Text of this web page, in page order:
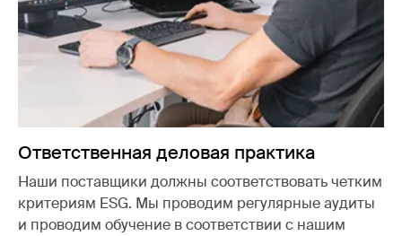
Ответственная деловая практика
Наши поставщики должны соответствовать четким
критериям ESG. Мы проводим регулярные аудиты
и проводим обучение в соответствии с нашим